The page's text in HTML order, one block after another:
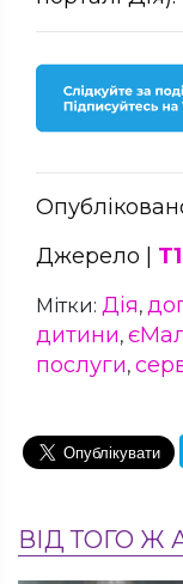
Джерело |
Мітки: Дія,
дитини,
послуги,
ВІД ТОГО Ж